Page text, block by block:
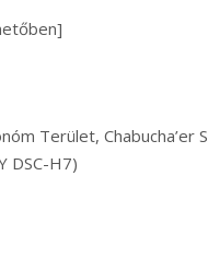
Terület, Chabucha’er
DSC-H7)